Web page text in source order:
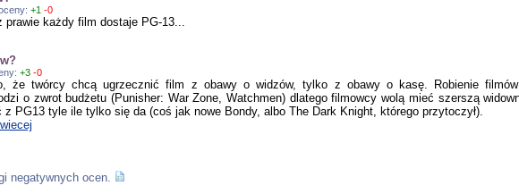
+1 -0
każdy film dostaje PG-13...
+3 -0
że twórcy chcą ugrzecznić film z obawy o widzów, tylko z obawy o kasę. Robienie
o zwrot budżetu (Punisher: War Zone, Watchmen) dlatego filmowcy wolą mieć szerszą
z PG13 tyle ile tylko się da (coś jak nowe Bondy, albo The Dark Knight, którego przytoczył).
negatywnych ocen.